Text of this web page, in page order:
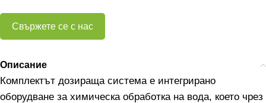
Свържете се с нас
Описание
Комплектът дозираща система е интегрирано
оборудване за химическа обработка на вода, което чрез